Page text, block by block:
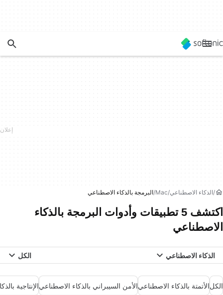
الذكاء الاصطناعي Mac البرمجة بالذكاء الاصطناعي
اكتشف 5 تطبيقات وأدوات البرمجة بالذكاء
الاصطناعي
الذكاء الاصطناعي الكل
الكلالأتمتة بالذكاء الاصطناعيالأمن السيبراني بالذكاء الاصطناعيالإنتاجية